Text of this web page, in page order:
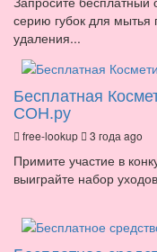
серию губок для
удаления...
Бесплатная
СОН.ру
free-lookup 3 года ago
Примите участие в
выиграйте набор